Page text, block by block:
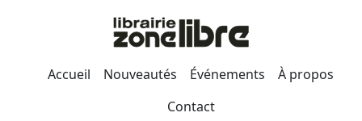
Accueil Nouveautés Événements
À propos
Contact